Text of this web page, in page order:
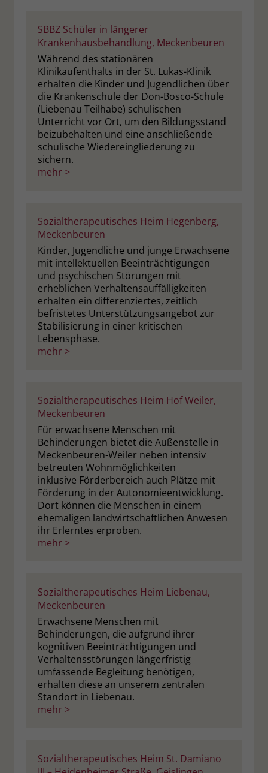
SBBZ Schüler in längerer
Krankenhausbehandlung, Meckenbeuren
Während des stationären
Klinikaufenthalts in der St. Lukas-Klinik
erhalten die Kinder und Jugendlichen über
die Krankenschule der Don-Bosco-Schule
(Liebenau Teilhabe) schulischen
Unterricht vor Ort, um den Bildungsstand
beizubehalten und eine anschließende
schulische Wiedereingliederung zu
sichern.
mehr >
Sozialtherapeutisches Heim Hegenberg,
Meckenbeuren
Kinder, Jugendliche und junge Erwachsene
mit intellektuellen Beeinträchtigungen
und psychischen Störungen mit
erheblichen Verhaltensauffälligkeiten
erhalten ein differenziertes, zeitlich
befristetes Unterstützungsangebot zur
Stabilisierung in einer kritischen
Lebensphase.
mehr >
Sozialtherapeutisches Heim Hof Weiler,
Meckenbeuren
Für erwachsene Menschen mit
Behinderungen bietet die Außenstelle in
Meckenbeuren-Weiler neben intensiv
betreuten Wohnmöglichkeiten
inklusive Förderbereich auch Plätze mit
Förderung in der Autonomieentwicklung.
Dort können die Menschen in einem
ehemaligen landwirtschaftlichen Anwesen
ihr Erlerntes erproben.
mehr >
Sozialtherapeutisches Heim Liebenau,
Meckenbeuren
Erwachsene Menschen mit
Behinderungen, die aufgrund ihrer
kognitiven Beeinträchtigungen und
Verhaltensstörungen längerfristig
umfassende Begleitung benötigen,
erhalten diese an unserem zentralen
Standort in Liebenau.
mehr >
Sozialtherapeutisches Heim St. Damiano